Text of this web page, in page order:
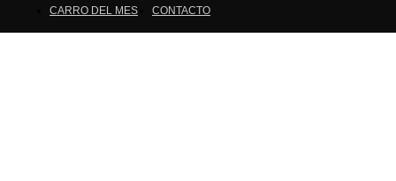
CARRO DEL MES
CONTACTO